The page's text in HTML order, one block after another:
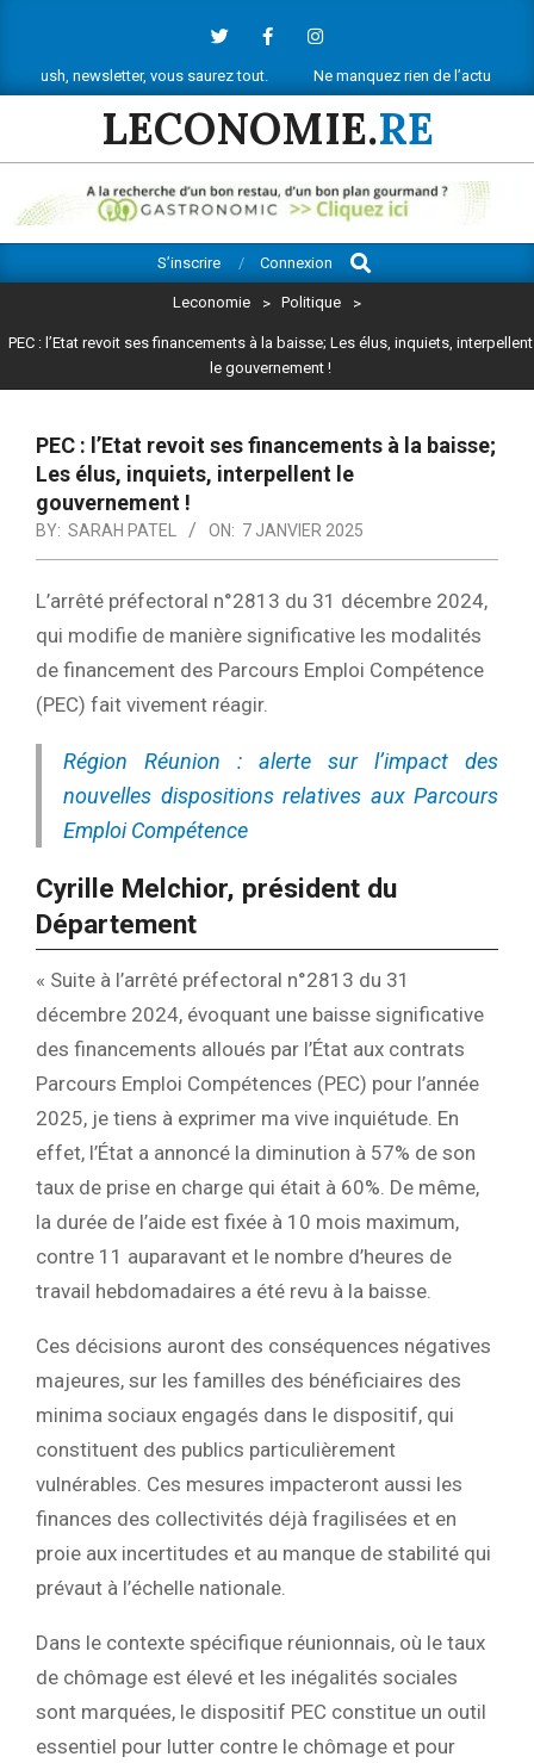
content
vous saurez tout. Ne manquez rien de l’actu économique
LECONOMIE.RE
Navigation
S’inscrire Connexion
Search
Leconomie > Politique >
PEC : l’Etat revoit ses financements à la baisse; Les élus, inquiets, interpellent
le gouvernement !
PEC : l’Etat revoit ses financements à la baisse;
Les élus, inquiets, interpellent le
gouvernement !
BY: SARAH PATEL ON: 7 JANVIER 2025
L’arrêté préfectoral n°2813 du 31 décembre 2024,
qui modifie de manière significative les modalités
de financement des Parcours Emploi Compétence
(PEC) fait vivement réagir.
Région Réunion : alerte sur l’impact des
nouvelles dispositions relatives aux Parcours
Emploi Compétence
Cyrille Melchior, président du
Département
« Suite à l’arrêté préfectoral n°2813 du 31
décembre 2024, évoquant une baisse significative
des financements alloués par l’État aux contrats
Parcours Emploi Compétences (PEC) pour l’année
2025, je tiens à exprimer ma vive inquiétude. En
effet, l’État a annoncé la diminution à 57% de son
taux de prise en charge qui était à 60%. De même,
la durée de l’aide est fixée à 10 mois maximum,
contre 11 auparavant et le nombre d’heures de
travail hebdomadaires a été revu à la baisse.
Ces décisions auront des conséquences négatives
majeures, sur les familles des bénéficiaires des
minima sociaux engagés dans le dispositif, qui
constituent des publics particulièrement
vulnérables. Ces mesures impacteront aussi les
finances des collectivités déjà fragilisées et en
proie aux incertitudes et au manque de stabilité qui
prévaut à l’échelle nationale.
Dans le contexte spécifique réunionnais, où le taux
de chômage est élevé et les inégalités sociales
sont marquées, le dispositif PEC constitue un outil
essentiel pour lutter contre le chômage et pour